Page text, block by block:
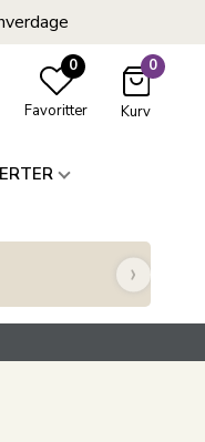
0
Favoritter
0
Kurv
›